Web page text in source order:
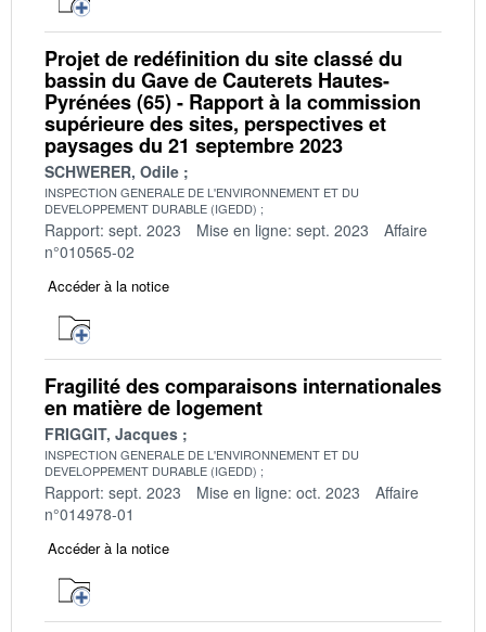
Projet de redéfinition du site classé du
bassin du Gave de Cauterets Hautes-
Pyrénées (65) - Rapport à la commission
supérieure des sites, perspectives et
paysages du 21 septembre 2023
SCHWERER, Odile
INSPECTION GENERALE DE L'ENVIRONNEMENT ET DU
DEVELOPPEMENT DURABLE (IGEDD)
Rapport: sept. 2023 Mise en ligne: sept. 2023
Affaire
n°010565-02
Accéder à la notice
Fragilité des comparaisons internationales
en matière de logement
FRIGGIT, Jacques
INSPECTION GENERALE DE L'ENVIRONNEMENT ET DU
DEVELOPPEMENT DURABLE (IGEDD)
Rapport: sept. 2023 Mise en ligne: oct. 2023
Affaire
n°014978-01
Accéder à la notice